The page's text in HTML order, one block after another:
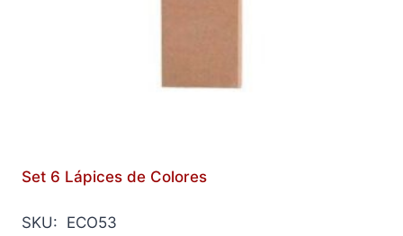
Set 6 Lápices de Colores
SKU: ECO53